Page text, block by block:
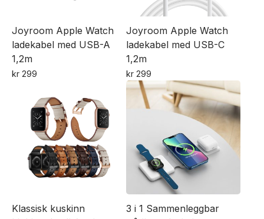
på
produktsiden
Joyroom Apple Watch
ladekabel med USB-A
1,2m
kr 299
Joyroom Apple Watch
ladekabel med USB-C
1,2m
kr 299
Klassisk kuskinn
3 i 1 Sammenleggbar